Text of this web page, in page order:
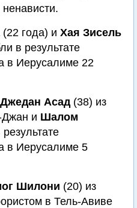
(22 года) и Хая Зисель
в результате
в Иерусалиме 22
Джедан Асад(38) из
Джан и Шалом
в Иерусалиме 5
Шилони (20) из
в Тель-Авиве